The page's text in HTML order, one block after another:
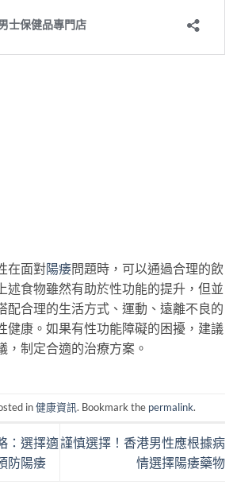
在面對陽痿問題時，可以通過合理的飲
述食物雖然有助於性功能的提升，但並
配合理的生活方式、運動、遠離不良的
健康。如果有性功能障礙的困擾，建議
，制定合適的治療方案。
in健康資訊. Bookmark the permalink.
：選擇適
防陽痿
謹慎選擇！香港男性應根據病
情選擇陽痿藥物